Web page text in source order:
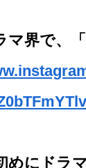
マ界で、
めにドラ